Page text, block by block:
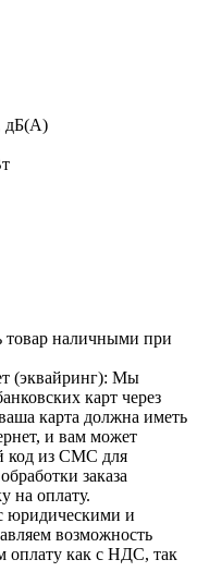
дБ(А)
наличными при
(эквайринг): Мы
карт через
карта должна иметь
и вам может
код из СМС для
заказа
на оплату.
юридическими и
возможность
оплату как с НДС, так